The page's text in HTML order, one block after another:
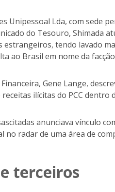
Unipessoal Lda, com sede
do Tesouro, Shimada
estrangeiros, tendo lavado
ao Brasil em nome da
Gene Lange,
ilícitas do PCC dentro
anunciava vínculo
radar de uma área de
terceiros